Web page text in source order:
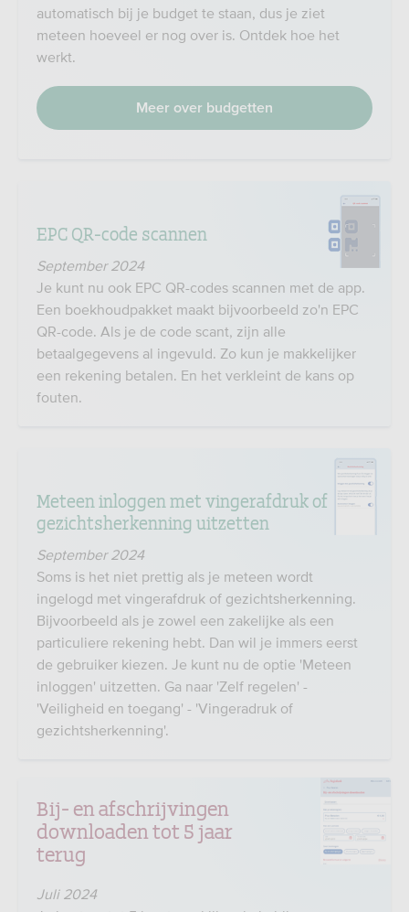
automatisch bij je budget te staan, dus je ziet
meteen hoeveel er nog over is. Ontdek hoe het
werkt.
Meer over budgetten
EPC QR-code scannen
September 2024
Je kunt nu ook EPC QR-codes scannen met de app.
Een boekhoudpakket maakt bijvoorbeeld zo'n EPC
QR-code. Als je de code scant, zijn alle
betaalgegevens al ingevuld. Zo kun je makkelijker
een rekening betalen. En het verkleint de kans op
fouten.
Meteen inloggen met vingerafdruk of
gezichtsherkenning uitzetten
September 2024
Soms is het niet prettig als je meteen wordt
ingelogd met vingerafdruk of gezichtsherkenning.
Bijvoorbeeld als je zowel een zakelijke als een
particuliere rekening hebt. Dan wil je immers eerst
de gebruiker kiezen. Je kunt nu de optie 'Meteen
inloggen' uitzetten. Ga naar 'Zelf regelen' -
'Veiligheid en toegang' - 'Vingeradruk of
gezichtsherkenning'.
Bij- en afschrijvingen
downloaden tot 5 jaar
terug
Juli 2024